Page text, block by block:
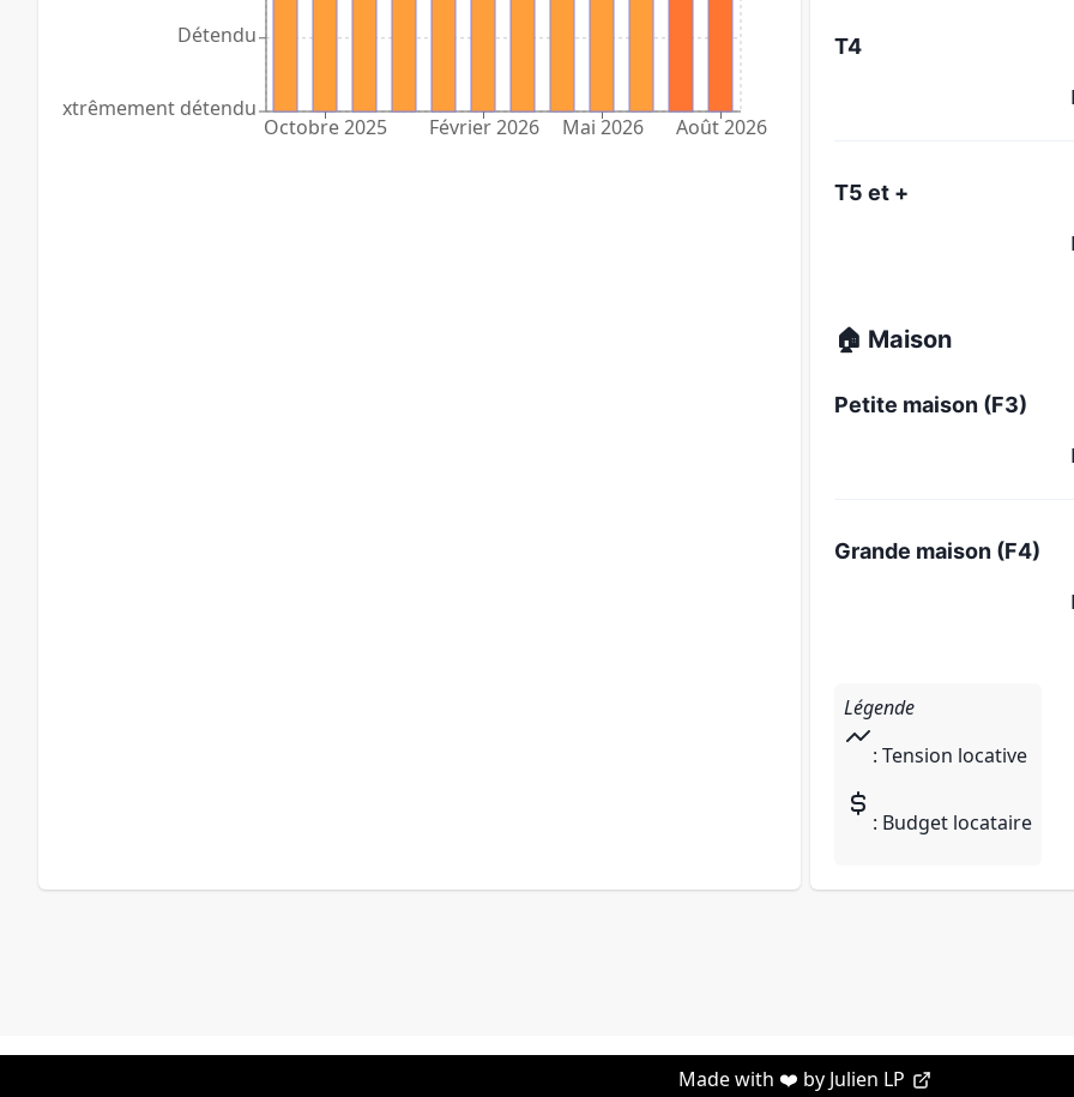
Octobre 2025 Février 2026 Mai 2026 Août 2026
Extrêmement détendu
Détendu T4
T5 et +
🏠 Maison
Petite maison (F3)
Grande maison (F4)
Légende
: Tension locative
: Budget locataire
Made with ❤️ by Julien LP